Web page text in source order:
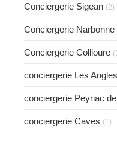
Conciergerie Sigean (2)
Conciergerie Narbonne
Conciergerie Collioure
conciergerie Les Angles
conciergerie Peyriac
conciergerie Caves (1)